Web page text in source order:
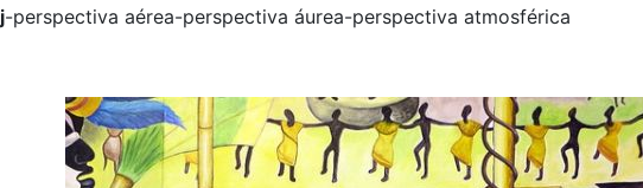
j-perspectiva aérea-perspectiva áurea-perspectiva atmosférica